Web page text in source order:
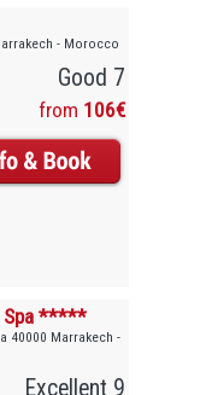
- Morocco
Good 7
from 106€
Spa *****
40000 Marrakech -
Excellent 9